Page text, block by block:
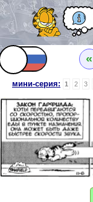
«
мини-серия: 1 2 3